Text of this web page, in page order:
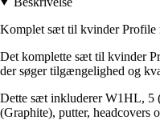
Komplet sæt til kvinder Profile
Det komplette sæt til kvinder
der søger tilgængelighed og
Dette sæt inkluderer W1HL, 5
(Graphite), putter, headcovers